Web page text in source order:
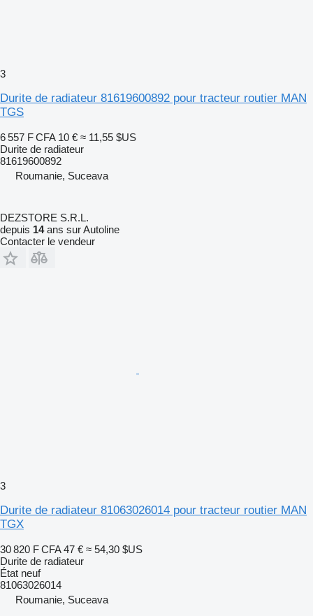
3
Durite de radiateur 81619600892 pour tracteur routier MAN
TGS
6 557 F CFA 10 € ≈ 11,55 $US
Durite de radiateur
81619600892
Roumanie, Suceava
DEZSTORE S.R.L.
depuis 14ans sur Autoline
Contacter le vendeur
3
Durite de radiateur 81063026014 pour tracteur routier MAN
TGX
30 820 F CFA 47 € ≈ 54,30 $US
Durite de radiateur
État neuf
81063026014
Roumanie, Suceava